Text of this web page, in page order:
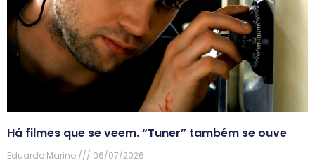
Há filmes que se veem. “Tuner” também se ouve
Eduardo Marino 06/07/2026